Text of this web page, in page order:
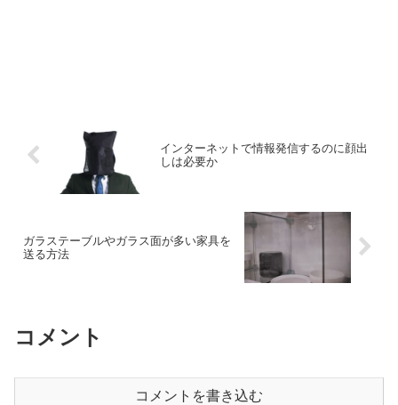
インターネットで情報発信するのに顔出
しは必要か
ガラステーブルやガラス面が多い家具を
送る方法
コメント
コメントを書き込む